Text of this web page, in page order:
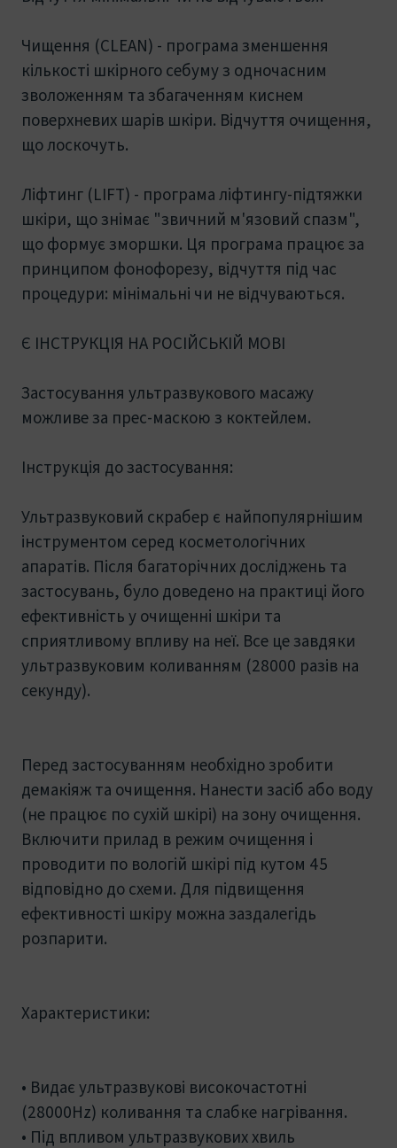
Чищення (CLEAN) - програма зменшення
кількості шкірного себуму з одночасним
зволоженням та збагаченням киснем
поверхневих шарів шкіри. Відчуття очищення,
що лоскочуть.
Ліфтинг (LIFT) - програма ліфтингу-підтяжки
шкіри, що знімає "звичний м'язовий спазм",
що формує зморшки. Ця програма працює за
принципом фонофорезу, відчуття під час
процедури: мінімальні чи не відчуваються.
Є ІНСТРУКЦІЯ НА РОСІЙСЬКІЙ МОВІ
Застосування ультразвукового масажу
можливе за прес-маскою з коктейлем.
Інструкція до застосування:
Ультразвуковий скрабер є найпопулярнішим
інструментом серед косметологічних
апаратів. Після багаторічних досліджень та
застосувань, було доведено на практиці його
ефективність у очищенні шкіри та
сприятливому впливу на неї. Все це завдяки
ультразвуковим коливанням (28000 разів на
секунду).
Перед застосуванням необхідно зробити
демакіяж та очищення. Нанести засіб або воду
(не працює по сухій шкірі) на зону очищення.
Включити прилад в режим очищення і
проводити по вологій шкірі під кутом 45
відповідно до схеми. Для підвищення
ефективності шкіру можна заздалегідь
розпарити.
Характеристики:
• Видає ультразвукові високочастотні
(28000Hz) коливання та слабке нагрівання.
• Під впливом ультразвукових хвиль